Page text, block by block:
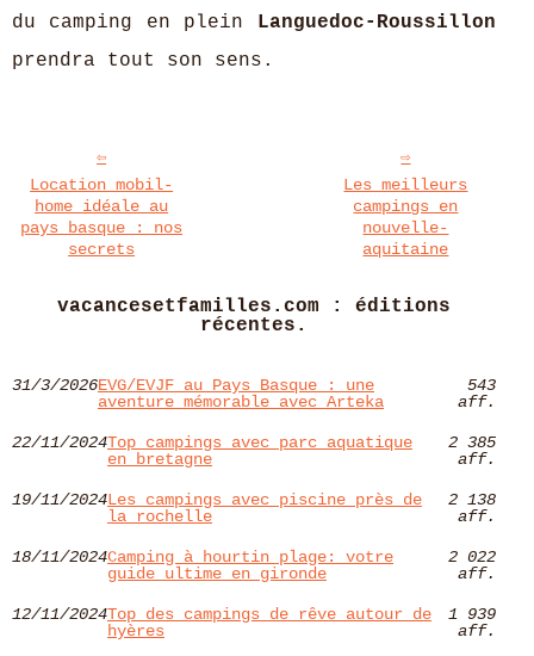
du camping en plein Languedoc-Roussillon
prendra tout son sens.
Location mobil-
home idéale au
pays basque : nos
secrets
Les meilleurs
campings en
nouvelle-
aquitaine
vacancesetfamilles.com : éditions
récentes.
31/3/2026EVG/EVJF au Pays Basque : une
aventure mémorable avec Arteka
543
aff.
22/11/2024Top campings avec parc aquatique
en bretagne
2 385
aff.
19/11/2024Les campings avec piscine près de
la rochelle
2 138
aff.
18/11/2024Camping à hourtin plage: votre
guide ultime en gironde
2 022
aff.
12/11/2024Top des campings de rêve autour de
hyères​
1 939
aff.